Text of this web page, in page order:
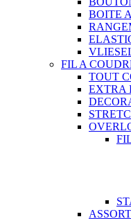
BOITE
FIL A
TOUT
EXTRA